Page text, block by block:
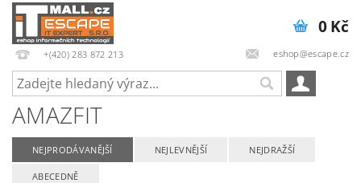
+(420) 283 872 213 eshop@escape.cz
0 Kč
AMAZFIT
NEJPRODÁVANĚJŠÍ NEJLEVNĚJŠÍ NEJDRAŽŠÍ
ABECEDNĚ